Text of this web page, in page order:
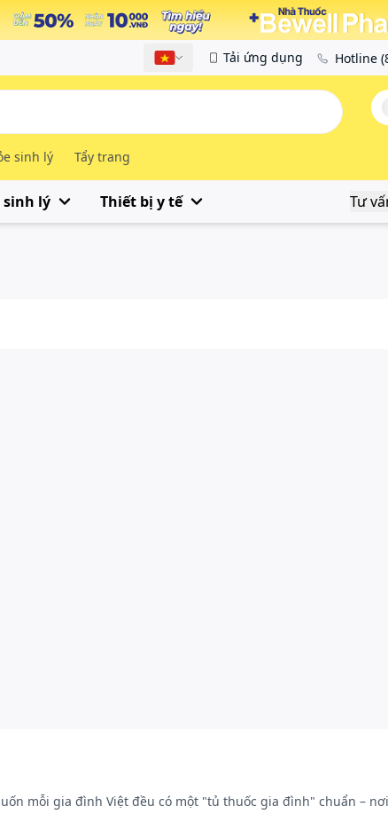
Tiếng Việt Tải ứng dụng Hotline
sinh lý Tẩy trang
sinh lý Thiết bị y tế Tư
mỗi gia đình Việt đều có một "tủ thuốc gia đình" chuẩn –